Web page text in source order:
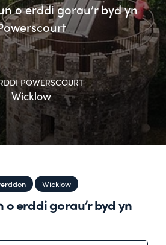
POWERSCOURT
Wicklow
o erddi gorau’r byd yn
Wicklow
o erddi gorau’r byd yn